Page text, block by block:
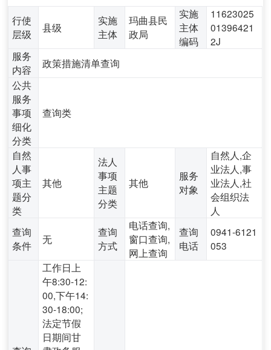
行使
层级
县级
实施
主体
玛曲县民
政局
实施
主体
编码
11623025
01396421
2J
服务
内容
政策措施清单查询
公共
服务
事项
细化
分类
查询类
自然
人事
项主
题分
类
其他
法人
事项
主题
分类
其他
服务
对象
自然人,企
业法人,事
业法人,社
会组织法
人
查询
条件
无
查询
方式
电话查询,
窗口查询,
网上查询
查询
电话
0941-6121
053
工作日上
午8:30-12:
00,下午14:
30-18:00;
法定节假
日期间甘